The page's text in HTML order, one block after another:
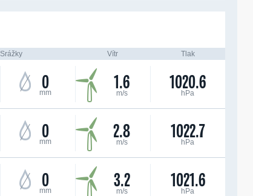
Srážky Vítr Tlak
0
mm 1.6
m/s 1020.6
hPa
0
mm 2.8
m/s 1022.7
hPa
0
mm 3.2
m/s 1021.6
hPa